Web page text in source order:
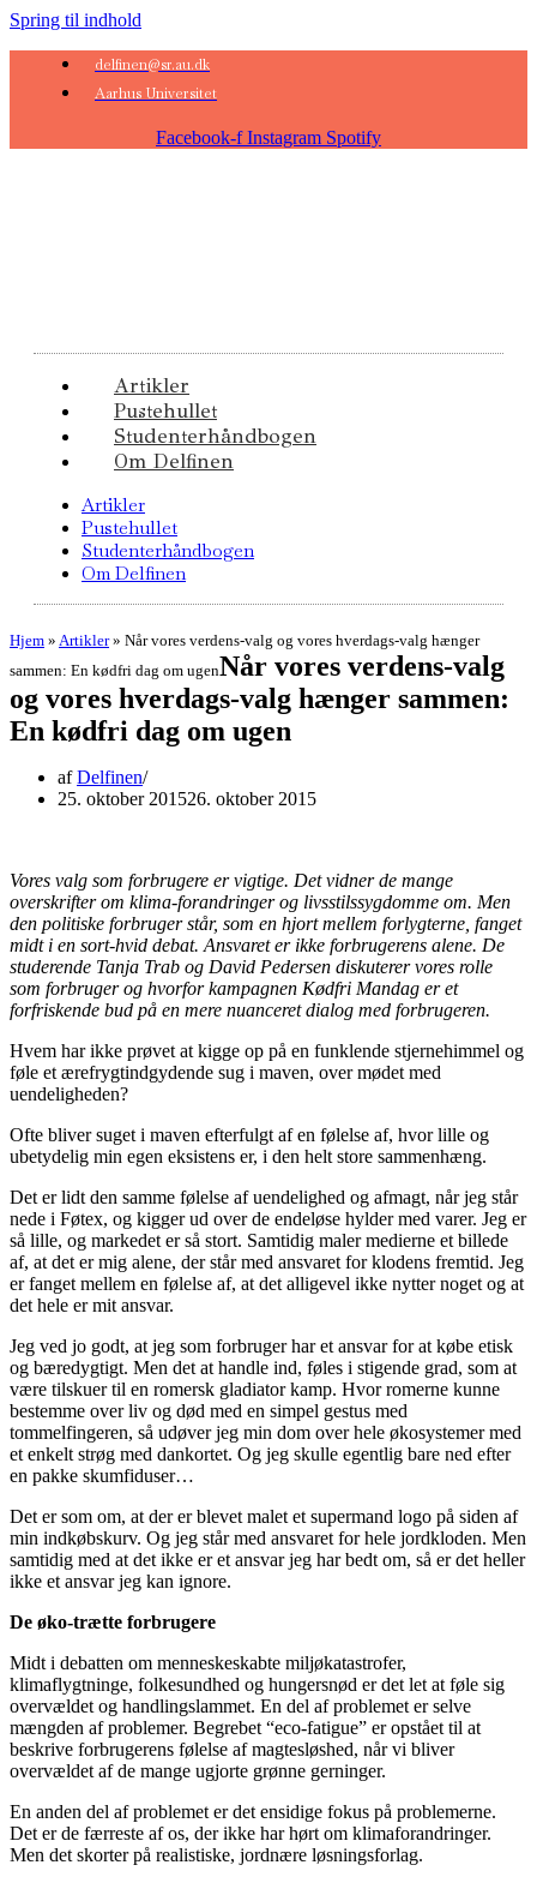
Spring til indhold
delfinen@sr.au.dk
Aarhus Universitet
Facebook-f Instagram Spotify
Artikler
Pustehullet
Studenterhåndbogen
Om Delfinen
Artikler
Pustehullet
Studenterhåndbogen
Om Delfinen
Hjem » Artikler» Når vores verdens-valg og vores hverdags-valg hænger
sammen: En kødfri dag om ugenNår vores verdens-valg
og vores hverdags-valg hænger sammen:
En kødfri dag om ugen
afDelfinen
25. oktober 201526. oktober 2015
Vores valg som forbrugere er vigtige. Det vidner de mange
overskrifter om klima-forandringer og livsstilssygdomme om. Men
den politiske forbruger står, som en hjort mellem forlygterne, fanget
midt i en sort-hvid debat. Ansvaret er ikke forbrugerens alene. De
studerende Tanja Trab og David Pedersen diskuterer vores rolle
som forbruger og hvorfor kampagnen Kødfri Mandag er et
forfriskende bud på en mere nuanceret dialog med forbrugeren.
Hvem har ikke prøvet at kigge op på en funklende stjernehimmel og
føle et ærefrygtindgydende sug i maven, over mødet med
uendeligheden?
Ofte bliver suget i maven efterfulgt af en følelse af, hvor lille og
ubetydelig min egen eksistens er, i den helt store sammenhæng.
Det er lidt den samme følelse af uendelighed og afmagt, når jeg står
nede i Føtex, og kigger ud over de endeløse hylder med varer. Jeg er
så lille, og markedet er så stort. Samtidig maler medierne et billede
af, at det er mig alene, der står med ansvaret for klodens fremtid. Jeg
er fanget mellem en følelse af, at det alligevel ikke nytter noget og at
det hele er mit ansvar.
Jeg ved jo godt, at jeg som forbruger har et ansvar for at købe etisk
og bæredygtigt. Men det at handle ind, føles i stigende grad, som at
være tilskuer til en romersk gladiator kamp. Hvor romerne kunne
bestemme over liv og død med en simpel gestus med
tommelfingeren, så udøver jeg min dom over hele økosystemer med
et enkelt strøg med dankortet. Og jeg skulle egentlig bare ned efter
en pakke skumfiduser…
Det er som om, at der er blevet malet et supermand logo på siden af
min indkøbskurv. Og jeg står med ansvaret for hele jordkloden. Men
samtidig med at det ikke er et ansvar jeg har bedt om, så er det heller
ikke et ansvar jeg kan ignore.
De øko-trætte forbrugere
Midt i debatten om menneskeskabte miljøkatastrofer,
klimaflygtninge, folkesundhed og hungersnød er det let at føle sig
overvældet og handlingslammet. En del af problemet er selve
mængden af problemer. Begrebet “eco-fatigue” er opstået til at
beskrive forbrugerens følelse af magtesløshed, når vi bliver
overvældet af de mange ugjorte grønne gerninger.
En anden del af problemet er det ensidige fokus på problemerne.
Det er de færreste af os, der ikke har hørt om klimaforandringer.
Men det skorter på realistiske, jordnære løsningsforlag.